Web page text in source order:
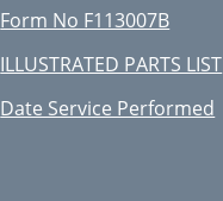
Form No F113007B
ILLUSTRATED PARTS LIST
Date Service Performed